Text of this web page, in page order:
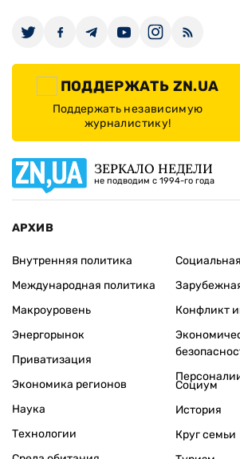
ПОДДЕРЖАТЬ ZN.UA
Поддержать независимую
журналистику!
ЗЕРКАЛО НЕДЕЛИ
не подводим с 1994-го года
АРХИВ
Внутренняя политика
Международная политика
Макроуровень
Энергорынок
Приватизация
Экономика регионов
Конфликт
Наука
Технологии
Социум
История
Круг семьи